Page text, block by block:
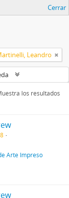
Cerrar
Leandro
los resultados
Arte Impreso